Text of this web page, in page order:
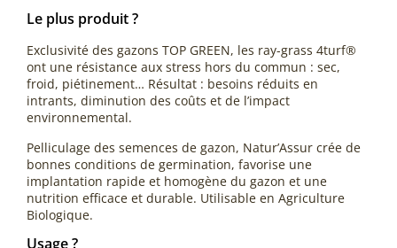
Le plus produit ?
Exclusivité des gazons TOP GREEN, les ray-grass 4turf®
ont une résistance aux stress hors du commun : sec,
froid, piétinement… Résultat : besoins réduits en
intrants, diminution des coûts et de l’impact
environnemental.
Pelliculage des semences de gazon, Natur’Assur crée de
bonnes conditions de germination, favorise une
implantation rapide et homogène du gazon et une
nutrition efficace et durable. Utilisable en Agriculture
Biologique.
Usage ?